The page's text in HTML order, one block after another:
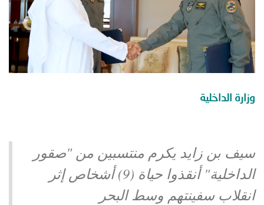
وفيديو
مجلة
أصداء
الأمانة
إعلانات
وزارة الداخلية
سيف بن زايد يكرم منتسبين من "صقور
الداخلية" أنقذوا حياة (9) أشخاص إثر
انقلاب سفينتهم وسط البحر